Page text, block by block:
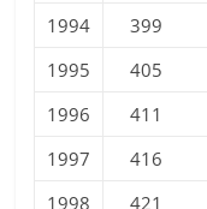
1994
399
1995
405
1996
411
1997
416
1998
421